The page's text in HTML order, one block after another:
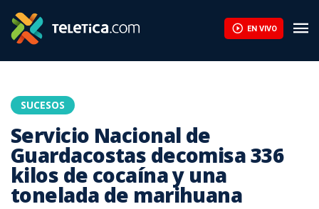
EN VIVO
SUCESOS
Servicio Nacional de
Guardacostas decomisa 336
kilos de cocaína y una
tonelada de marihuana